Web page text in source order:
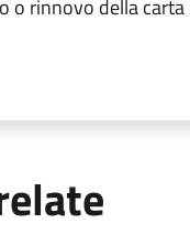
o rinnovo della